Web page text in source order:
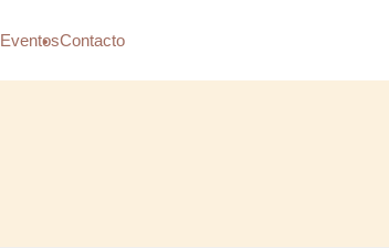
EventosContacto